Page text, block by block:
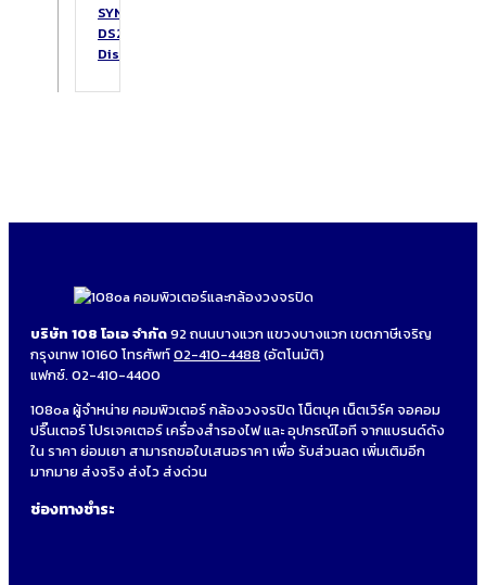
SYNOLOGY
DS223
DiskStation
บริษัท 108 โอเอ จำกัด92 ถนนบางแวก แขวงบางแวก เขตภาษีเจริญ
กรุงเทพ 10160 โทรศัพท์02-410-4488 (อัตโนมัติ)
แฟกซ์. 02-410-4400
108oa ผู้จำหน่าย คอมพิวเตอร์ กล้องวงจรปิด โน็ตบุค เน็ตเวิร์ค จอคอม
ปริ๊นเตอร์ โปรเจคเตอร์ เครื่องสำรองไฟ และ อุปกรณ์ไอที จากแบรนด์ดัง
ใน ราคา ย่อมเยา สามารถขอใบเสนอราคา เพื่อ รับส่วนลด เพิ่มเติมอีก
มากมาย ส่งจริง ส่งไว ส่งด่วน
ช่องทางชำระ